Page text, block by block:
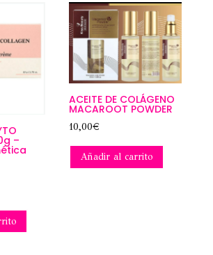
–
ACEITE DE COLÁGENO
MACAROOT POWDER
10,00€
Añadir al carrito